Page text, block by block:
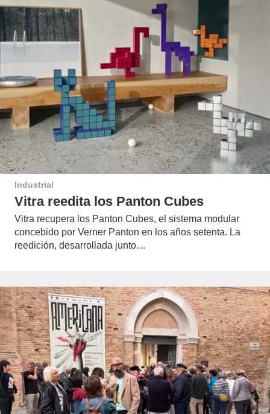
Industrial
Vitra reedita los Panton Cubes
Vitra recupera los Panton Cubes, el sistema modular
concebido por Verner Panton en los años setenta. La
reedición, desarrollada junto…